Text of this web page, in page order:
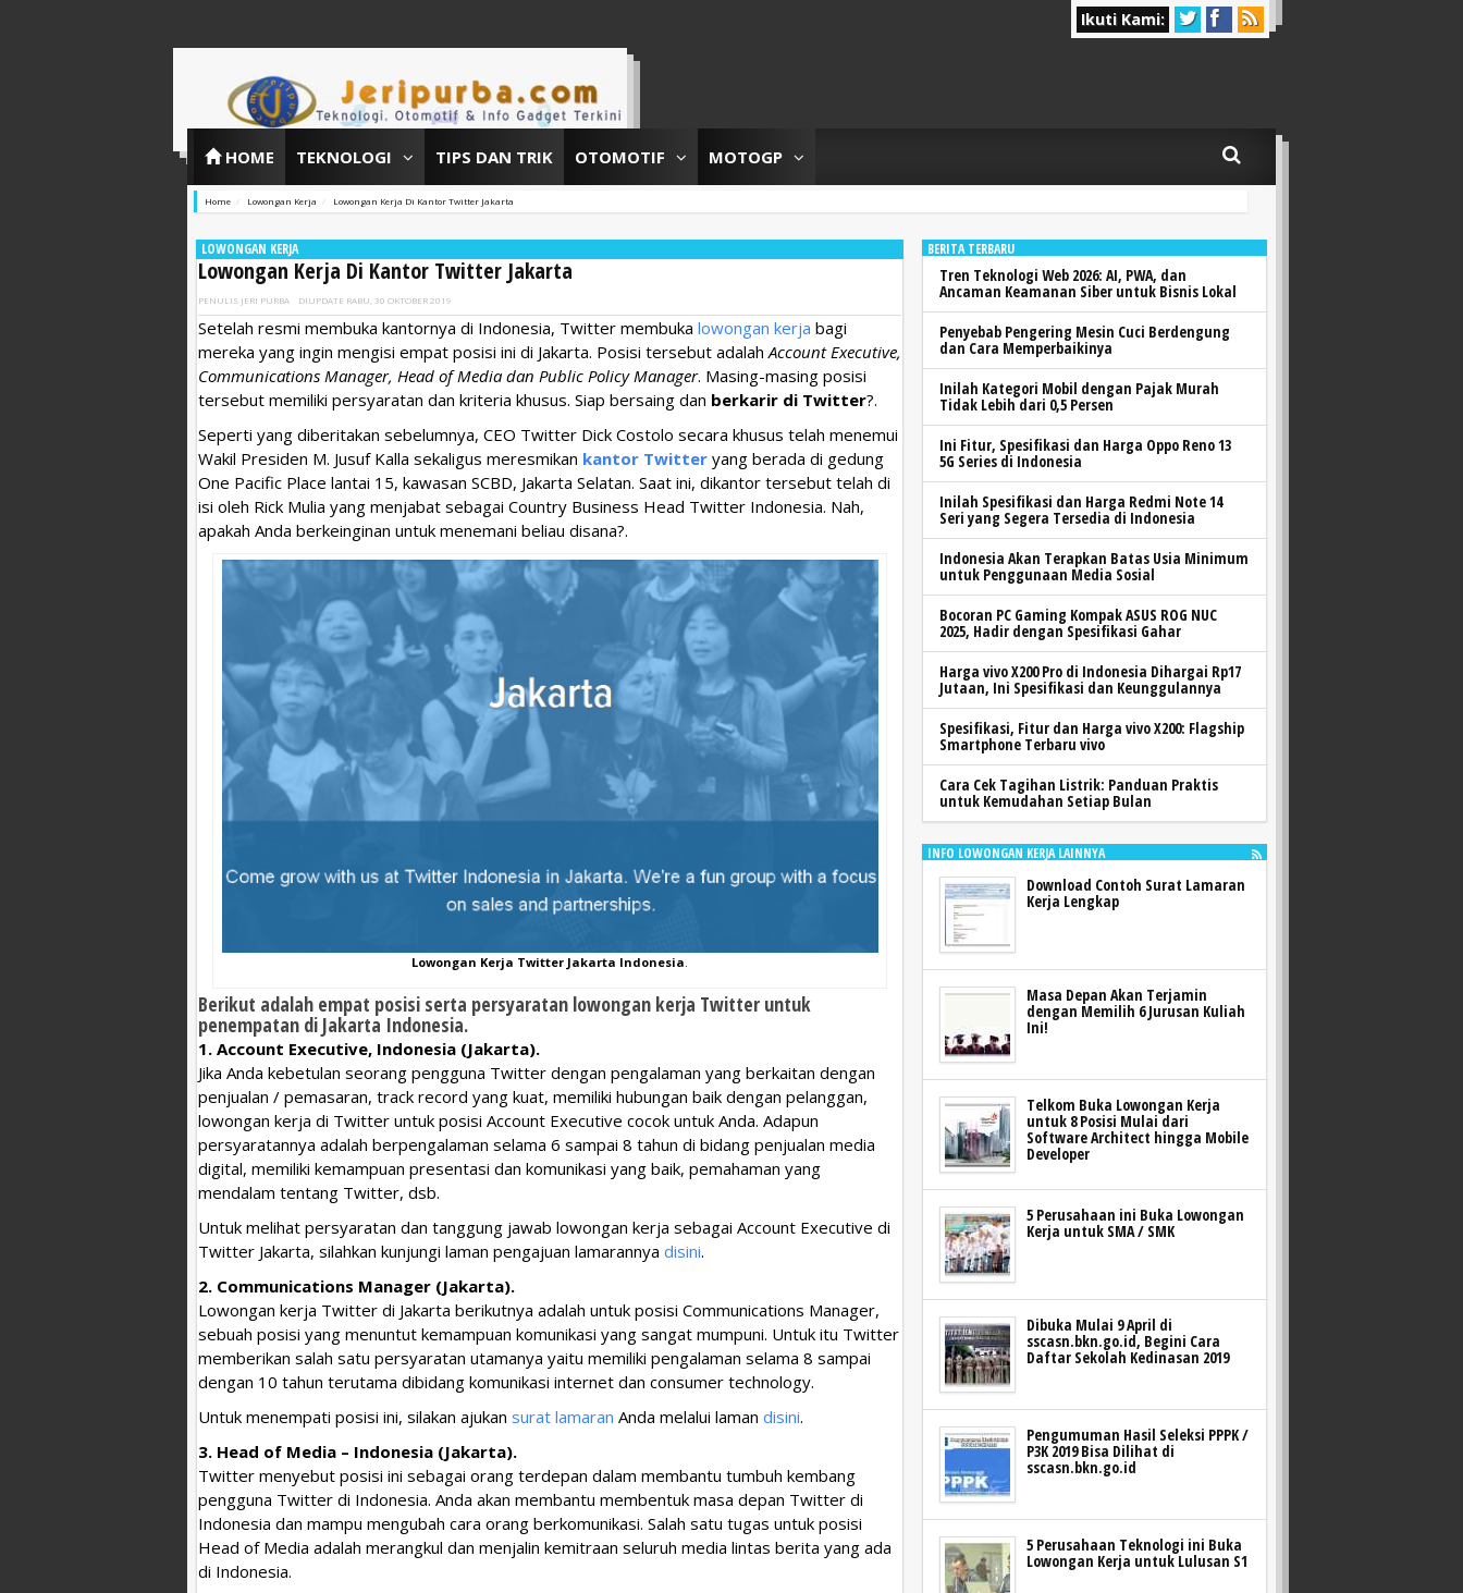
Ikuti Kami:
HOME TEKNOLOGI TIPS DAN TRIK OTOMOTIF MOTOGP
Home Lowongan Kerja Lowongan Kerja Di Kantor Twitter Jakarta
LOWONGAN KERJA
Lowongan Kerja Di Kantor Twitter Jakarta
PENULIS JERI PURBA DIUPDATE RABU, 30 OKTOBER 2019
Setelah resmi membuka kantornya di Indonesia, Twitter membuka lowongan kerja bagi
mereka yang ingin mengisi empat posisi ini di Jakarta. Posisi tersebut adalah Account Executive,
Communications Manager, Head of Media dan Public Policy Manager. Masing-masing posisi
tersebut memiliki persyaratan dan kriteria khusus. Siap bersaing dan berkarir di Twitter?.
Seperti yang diberitakan sebelumnya, CEO Twitter Dick Costolo secara khusus telah menemui
Wakil Presiden M. Jusuf Kalla sekaligus meresmikan kantor Twitter yang berada di gedung
One Pacific Place lantai 15, kawasan SCBD, Jakarta Selatan. Saat ini, dikantor tersebut telah di
isi oleh Rick Mulia yang menjabat sebagai Country Business Head Twitter Indonesia. Nah,
apakah Anda berkeinginan untuk menemani beliau disana?.
Lowongan Kerja Twitter Jakarta Indonesia
Berikut adalah empat posisi serta persyaratan lowongan kerja Twitter untuk
penempatan di Jakarta Indonesia.
1. Account Executive, Indonesia (Jakarta).
Jika Anda kebetulan seorang pengguna Twitter dengan pengalaman yang berkaitan dengan
penjualan / pemasaran, track record yang kuat, memiliki hubungan baik dengan pelanggan,
lowongan kerja di Twitter untuk posisi Account Executive cocok untuk Anda. Adapun
persyaratannya adalah berpengalaman selama 6 sampai 8 tahun di bidang penjualan media
digital, memiliki kemampuan presentasi dan komunikasi yang baik, pemahaman yang
mendalam tentang Twitter, dsb.
Untuk melihat persyaratan dan tanggung jawab lowongan kerja sebagai Account Executive di
Twitter Jakarta, silahkan kunjungi laman pengajuan lamarannya disini.
2. Communications Manager (Jakarta).
Lowongan kerja Twitter di Jakarta berikutnya adalah untuk posisi Communications Manager,
sebuah posisi yang menuntut kemampuan komunikasi yang sangat mumpuni. Untuk itu Twitter
memberikan salah satu persyaratan utamanya yaitu memiliki pengalaman selama 8 sampai
dengan 10 tahun terutama dibidang komunikasi internet dan consumer technology.
Untuk menempati posisi ini, silakan ajukan surat lamaran Anda melalui laman disini.
3. Head of Media – Indonesia (Jakarta).
Twitter menyebut posisi ini sebagai orang terdepan dalam membantu tumbuh kembang
pengguna Twitter di Indonesia. Anda akan membantu membentuk masa depan Twitter di
Indonesia dan mampu mengubah cara orang berkomunikasi. Salah satu tugas untuk posisi
Head of Media adalah merangkul dan menjalin kemitraan seluruh media lintas berita yang ada
di Indonesia.
BERITA TERBARU
Tren Teknologi Web 2026: AI, PWA, dan
Ancaman Keamanan Siber untuk Bisnis Lokal
Penyebab Pengering Mesin Cuci Berdengung
dan Cara Memperbaikinya
Inilah Kategori Mobil dengan Pajak Murah
Tidak Lebih dari 0,5 Persen
Ini Fitur, Spesifikasi dan Harga Oppo Reno 13
5G Series di Indonesia
Inilah Spesifikasi dan Harga Redmi Note 14
Seri yang Segera Tersedia di Indonesia
Indonesia Akan Terapkan Batas Usia Minimum
untuk Penggunaan Media Sosial
Bocoran PC Gaming Kompak ASUS ROG NUC
2025, Hadir dengan Spesifikasi Gahar
Harga vivo X200 Pro di Indonesia Dihargai Rp17
Jutaan, Ini Spesifikasi dan Keunggulannya
Spesifikasi, Fitur dan Harga vivo X200: Flagship
Smartphone Terbaru vivo
Cara Cek Tagihan Listrik: Panduan Praktis
untuk Kemudahan Setiap Bulan
INFO LOWONGAN KERJA LAINNYA
Download Contoh Surat Lamaran
Kerja Lengkap
Masa Depan Akan Terjamin
dengan Memilih 6 Jurusan Kuliah
Ini!
Telkom Buka Lowongan Kerja
untuk 8 Posisi Mulai dari
Software Architect hingga Mobile
Developer
5 Perusahaan ini Buka Lowongan
Kerja untuk SMA / SMK
Dibuka Mulai 9 April di
sscasn.bkn.go.id, Begini Cara
Daftar Sekolah Kedinasan 2019
Pengumuman Hasil Seleksi PPPK /
P3K 2019 Bisa Dilihat di
sscasn.bkn.go.id
5 Perusahaan Teknologi ini Buka
Lowongan Kerja untuk Lulusan S1